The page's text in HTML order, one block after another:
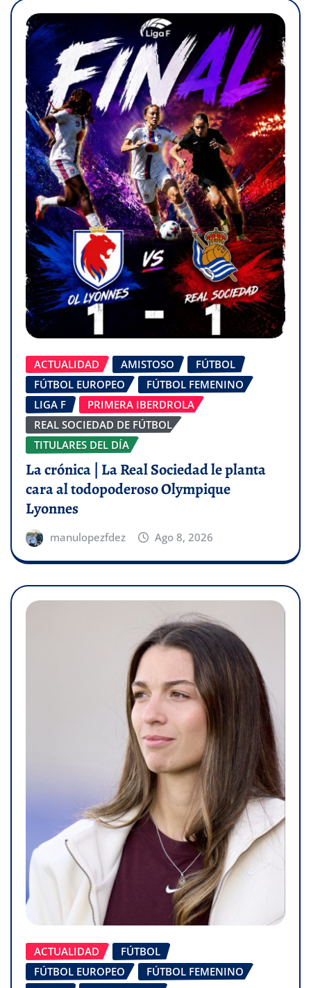
ACTUALIDAD AMISTOSO
FÚTBOL
FÚTBOL EUROPEO
FÚTBOL FEMENINO
LIGA F
PRIMERA IBERDROLA
REAL SOCIEDAD DE FÚTBOL
TITULARES DEL DÍA
La crónica | La Real Sociedad le planta
cara al todopoderoso Olympique
Lyonnes
manulopezfdez Ago 8, 2026
ACTUALIDAD
FÚTBOL
FÚTBOL EUROPEO
FÚTBOL FEMENINO